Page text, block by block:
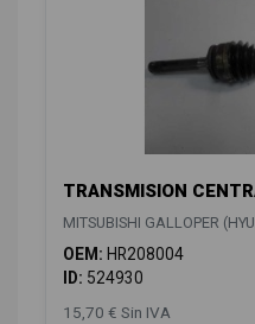
TRANSMISION
MITSUBISHI GALLOPER
OEM: HR208004
ID: 524930
15,70 € Sin IVA